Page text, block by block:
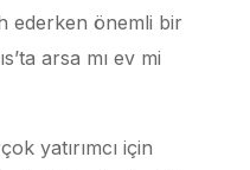
ederken önemli bir
arsa mı ev mi
yatırımcı için